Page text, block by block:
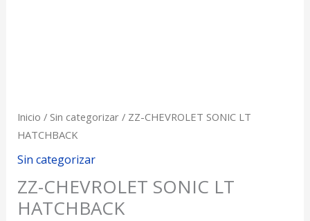
Inicio / Sin categorizar/ ZZ-CHEVROLET SONIC LT
HATCHBACK
Sin categorizar
ZZ-CHEVROLET SONIC LT
HATCHBACK